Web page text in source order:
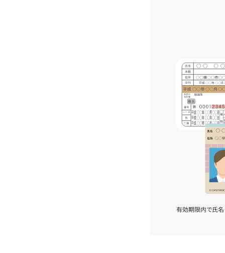
有効期限内で氏名